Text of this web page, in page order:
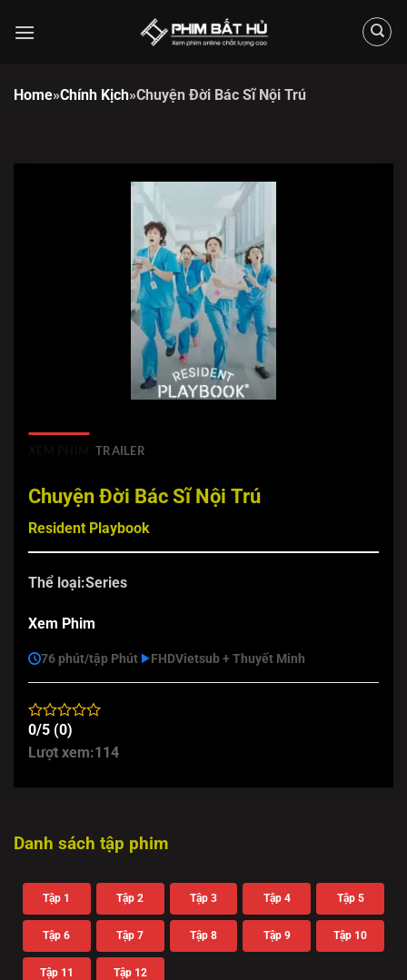
đến
Home»Chính Kịch»Chuyện Đời Bác Sĩ Nội Trú
TRAILER
Chuyện Đời Bác Sĩ Nội Trú
Resident Playbook
Thể loại:Series
Xem Phim
76 phút/tập Phút FHDVietsub + Thuyết Minh
0/5 (0)
Lượt xem:114
Danh sách tập phim
Tập 1 Tập 2 Tập 3 Tập 4 Tập 5
Tập 6 Tập 7 Tập 8 Tập 9 Tập 10
Tập 11 Tập 12